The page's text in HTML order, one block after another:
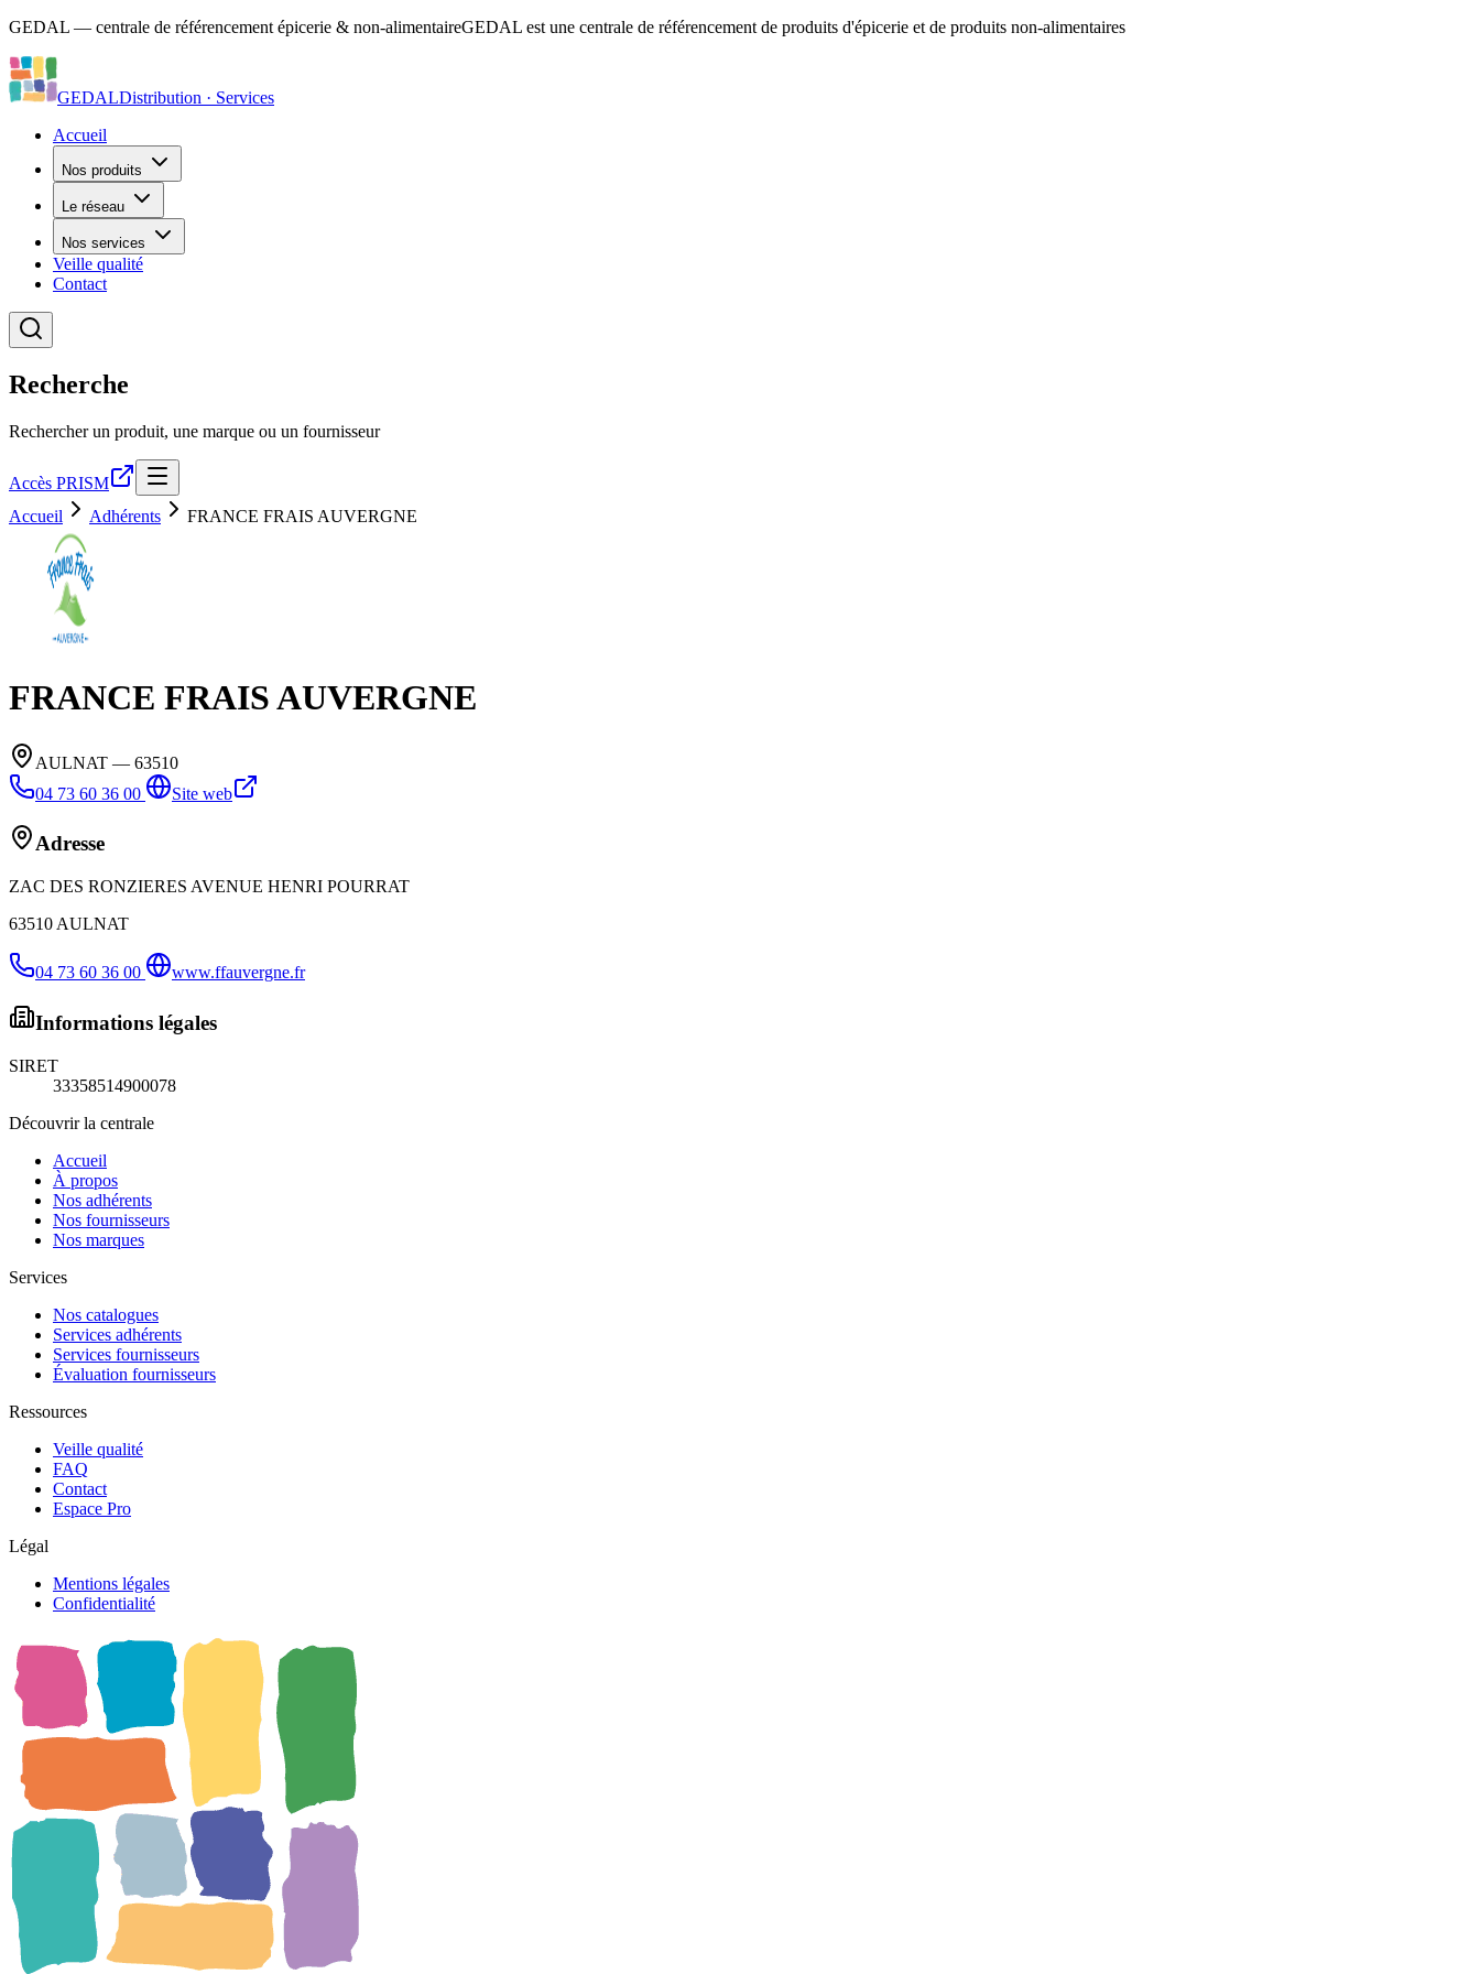
GEDAL — centrale de référencement épicerie & non-alimentaireGEDAL est une centrale de référencement de produits d'épicerie et de produits non-alimentaires
GEDALDistribution · Services
Accueil
Nos produits
Le réseau
Nos services
Veille qualité
Contact
Recherche
Rechercher un produit, une marque ou un fournisseur
Accès PRISM
Accueil
Adhérents FRANCE FRAIS AUVERGNE
FRANCE FRAIS AUVERGNE
AULNAT — 63510
04 73 60 36 00
Site web
Adresse
ZAC DES RONZIERES AVENUE HENRI POURRAT
63510 AULNAT
04 73 60 36 00 www.ffauvergne.fr
Informations légales
SIRET
33358514900078
Découvrir la centrale
Accueil
À propos
Nos adhérents
Nos fournisseurs
Nos marques
Services
Nos catalogues
Services adhérents
Services fournisseurs
Évaluation fournisseurs
Ressources
Veille qualité
FAQ
Contact
Espace Pro
Légal
Mentions légales
Confidentialité